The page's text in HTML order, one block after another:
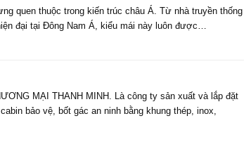
quen thuộc trong kiến trúc châu Á. Từ nhà truyền thống
đại tại Đông Nam Á, kiểu mái này luôn được…
MẠI THANH MINH. Là công ty sản xuất và lắp đặt
bảo vệ, bốt gác an ninh bằng khung thép, inox,